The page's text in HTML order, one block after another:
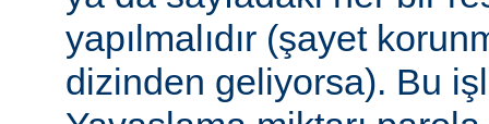
yapılmalıdır (şayet
dizinden geliyorsa). Bu